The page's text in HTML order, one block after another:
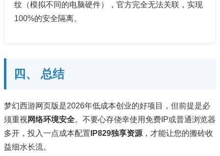
纹（模拟不同的电脑硬件），官方完全无法关联，实现
100%的安全隔离。
四、 总结
梦幻西游网页版是2026年低成本创业的好项目，但前提是必
须重视网络环境安全。不要心存侥幸使用免费IP或普通浏览器
多开，投入一点成本配置 IP829独享资源 ，才能让您的搬砖收
益细水长流。